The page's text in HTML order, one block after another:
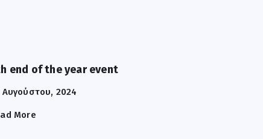
end of the year event
Αυγούστου, 2024
More